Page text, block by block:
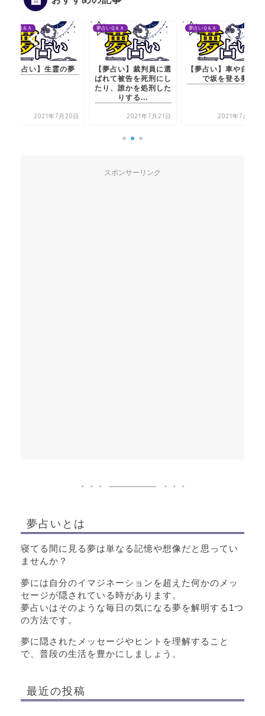
夢占いＱ＆Ａ
【夢占い】生霊の夢
2021年7月20日
夢占いＱ＆Ａ
【夢占い】裁判員に選
ばれて被告を死刑にし
たり、誰かを処刑した
りする...
2021年7月21日
夢占いＱ＆Ａ
【夢占い】車や自転車
で坂を登る夢
2021年7月22日
スポンサーリンク
夢占いとは
寝てる間に見る夢は単なる記憶や想像だと思ってい
ませんか？
夢には自分のイマジネーションを超えた何かのメッ
セージが隠されている時があります。
夢占いはそのような毎日の気になる夢を解明する1つ
の方法です。
夢に隠されたメッセージやヒントを理解すること
で、普段の生活を豊かにしましょう。
最近の投稿